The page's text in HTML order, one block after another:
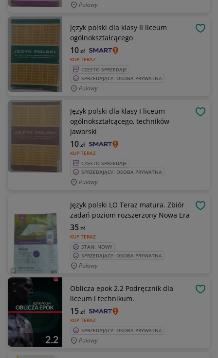
Puławy
Język polski dla klasy II liceum
ogólnokształcącego
KUP TERAZ
10zł
CZĘSTO SPRZEDAJE
SPRZEDAJĄCY: OSOBA PRYWATNA
Puławy
Język polski dla klasy I liceum
ogólnokształcącego, techników
Jaworski
KUP TERAZ
10zł
CZĘSTO SPRZEDAJE
SPRZEDAJĄCY: OSOBA PRYWATNA
Puławy
Język polski LO Teraz matura. Zbiór
zadań poziom rozszerzony Nowa Era
KUP TERAZ
35zł
STAN: NOWY
SPRZEDAJĄCY: OSOBA PRYWATNA
Puławy
Oblicza epok 2.2 Podręcznik dla
liceum i technikum.
KUP TERAZ
15zł
SPRZEDAJĄCY: OSOBA PRYWATNA
Puławy